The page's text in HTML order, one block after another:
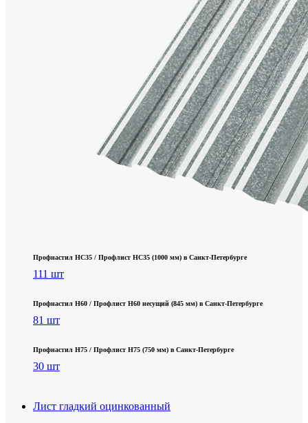
Профнастил НС35 / Профлист НС35 (1000 мм) в Санкт‑Петербурге
111 шт
Профнастил Н60 / Профлист Н60 несущий (845 мм) в Санкт-Петербурге
81 шт
Профнастил Н75 / Профлист Н75 (750 мм) в Санкт-Петербурге
30 шт
Лист гладкий оцинкованный